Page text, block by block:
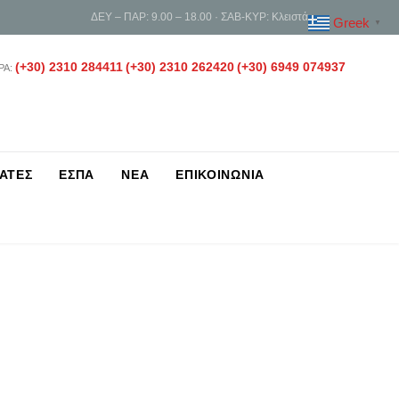
ΔΕΥ – ΠΑΡ: 9.00 – 18.00 · ΣΑΒ-ΚΥΡ: Κλειστά
(+30) 2310 284411(+30) 2310 262420(+30) 6949 074937
ΕΣΠΑ ΝΕΑ ΕΠΙΚΟΙΝΩΝΙΑ
Greek ▼